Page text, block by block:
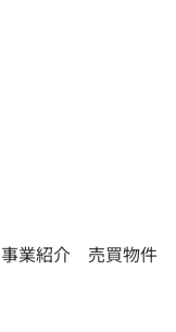
事業紹介 売買物件